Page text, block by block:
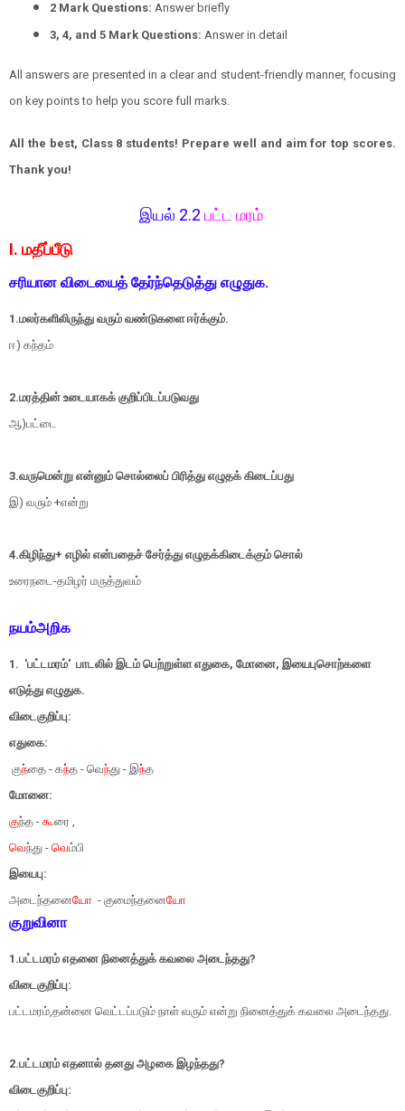
2 Mark Questions: Answer briefly
3, 4, and 5 Mark Questions: Answer in detail
All answers are presented in a clear and student-friendly manner, focusing
on key points to help you score full marks.
All the best, Class 8 students! Prepare well and aim for top scores.
Thank you!
இயல் 2.2 பட்ட மரம்
I. மதீப்பீடு
சரியான விடையைத் தேர்ந்தெடுத்து எழுதுக.
1.மலர்களிலிருந்து வரும் வண்டுகளை ஈர்க்கும்.
ஈ) கந்தம்
2.மரத்தின் உடையாகக் குறிப்பிடப்படுவது
ஆ)பட்டை
3.வருமென்று என்னும் சொல்லைப் பிரித்து எழுதக் கிடைப்பது
இ) வரும் +என்று
4.கிழிந்து+ எழில் என்பதைச் சேர்த்து எழுதக்கிடைக்கும் சொல்
உரைநடை-தமிழர் மருத்துவம்
நயம்அறிக
1. 'பட்டமரம்' பாடலில் இடம் பெற்றுள்ள எதுகை, மோனை, இயைபுசொற்களை
எடுத்து எழுதுக.
விடைகுறிப்பு:
எதுகை:
குந்தை - கந்த - வெந்து - இந்த
மோனை:
குந்த - கூ ரை ,
வெந்து - வெம்பி
இயைபு:
அடைந்தனையோ - குமைந்தனையோ
குறுவினா
1.பட்டமரம் எதனை நினைத்துக் கவலை அடைந்தது?
விடைகுறிப்பு:
பட்டமரம்,தன்னை வெட்டப்படும் நாள் வரும் என்று நினைத்துக் கவலை அடைந்தது.
2.பட்டமரம் எதனால் தனது அழகை இழந்தது?
விடைகுறிப்பு: